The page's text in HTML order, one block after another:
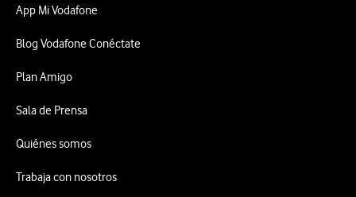
App Mi Vodafone
Blog Vodafone Conéctate
Plan Amigo
Sala de Prensa
Quiénes somos
Trabaja con nosotros